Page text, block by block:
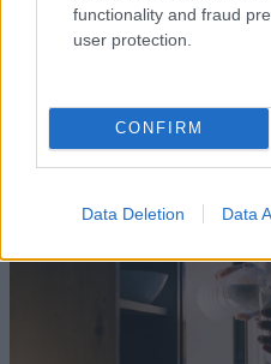
functionality and fraud
user protection.
CONFIRM
Data Deletion Data